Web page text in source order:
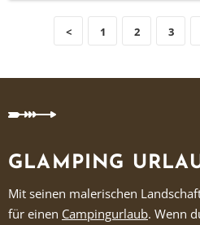
< 1 2 3
GLAMPING
Mit seinen malerischen
für einen Campingurlaub. Wenn